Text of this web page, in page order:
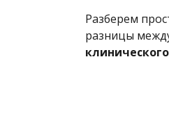
Разберем
разницы